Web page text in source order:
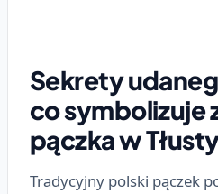
Sekrety
co symbolizuje
pączka w
Tradycyjny polski pączek